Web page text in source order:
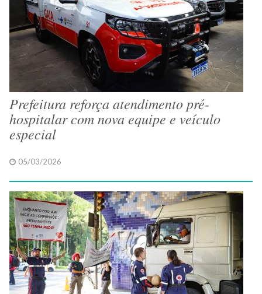
Prefeitura reforça atendimento pré-
hospitalar com nova equipe e veículo
especial
05/03/2026